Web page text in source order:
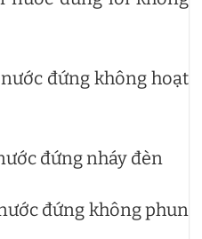
đứng không hoạt
đứng nháy đèn
đứng không phun